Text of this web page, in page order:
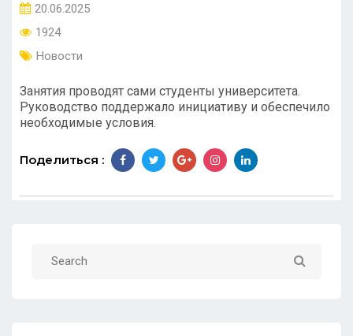
20.06.2025
1924
Новости
Занятия проводят сами студенты университета.
Руководство поддержало инициативу и обеспечило
необходимые условия.
Поделиться :